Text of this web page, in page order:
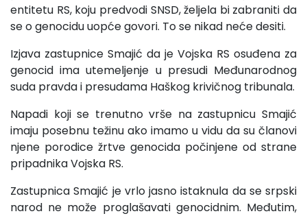
entitetu RS, koju predvodi SNSD, željela bi zabraniti da
se o genocidu uopće govori. To se nikad neće desiti.
Izjava zastupnice Smajić da je Vojska RS osuđena za
genocid ima utemeljenje u presudi Međunarodnog
suda pravda i presudama Haškog krivičnog tribunala.
Napadi koji se trenutno vrše na zastupnicu Smajić
imaju posebnu težinu ako imamo u vidu da su članovi
njene porodice žrtve genocida počinjene od strane
pripadnika Vojska RS.
Zastupnica Smajić je vrlo jasno istaknula da se srpski
narod ne može proglašavati genocidnim. Međutim,